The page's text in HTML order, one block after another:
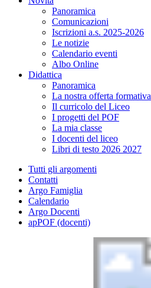
Panoramica
Comunicazioni
Iscrizioni a.s. 2025-2026
Le notizie
Calendario eventi
Albo Online
Didattica
Panoramica
La nostra offerta formativa
Il curricolo del Liceo
I progetti del POF
La mia classe
I docenti del liceo
Libri di testo 2026 2027
Tutti gli argomenti
Contatti
Argo Famiglia
Calendario
Argo Docenti
apPOF (docenti)